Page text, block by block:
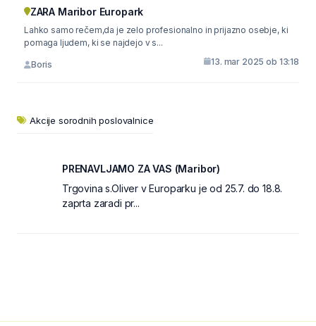
ZARA Maribor Europark
Lahko samo rečem,da je zelo profesionalno in prijazno osebje, ki
pomaga ljudem, ki se najdejo v s...
Boris 13. mar 2025 ob 13:18
Akcije sorodnih poslovalnice
PRENAVLJAMO ZA VAS (Maribor)
Trgovina s.Oliver v Europarku je od 25.7. do 18.8.
zaprta zaradi pr...